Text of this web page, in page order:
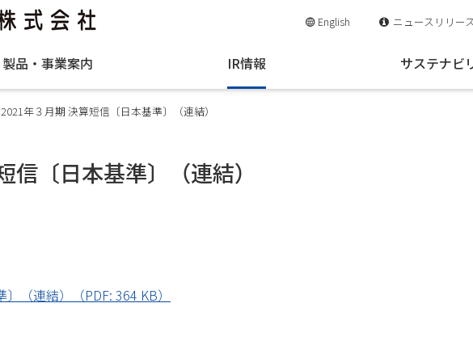
English ニュースリリー
製品・事業案内 IR情報 サステナビ
2021年３月期 決算短信〔日本基準〕（連結）
〔日本基準〕（連結）
（連結）（PDF: 364 KB）